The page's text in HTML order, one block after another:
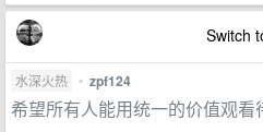
Switch
水深火热 • zpf124
希望所有人能用统一的价值观看